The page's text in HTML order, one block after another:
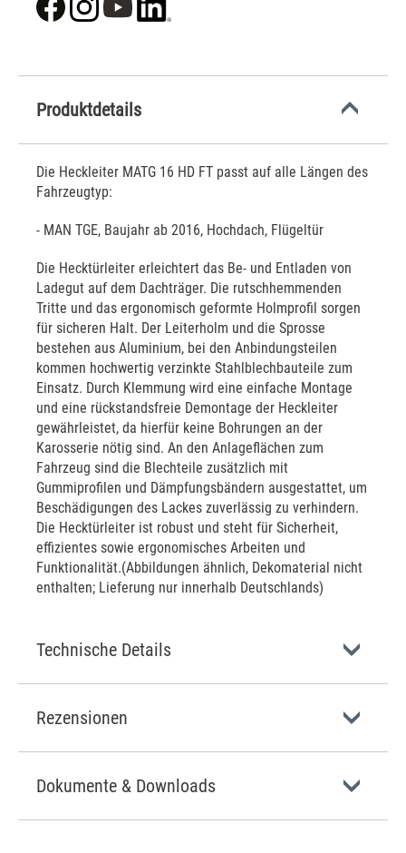
Produktdetails
Die Heckleiter MATG 16 HD FT passt auf alle Längen des
Fahrzeugtyp:
- MAN TGE, Baujahr ab 2016, Hochdach, Flügeltür
Die Hecktürleiter erleichtert das Be- und Entladen von
Ladegut auf dem Dachträger. Die rutschhemmenden
Tritte und das ergonomisch geformte Holmprofil sorgen
für sicheren Halt. Der Leiterholm und die Sprosse
bestehen aus Aluminium, bei den Anbindungsteilen
kommen hochwertig verzinkte Stahlblechbauteile zum
Einsatz. Durch Klemmung wird eine einfache Montage
und eine rückstandsfreie Demontage der Heckleiter
gewährleistet, da hierfür keine Bohrungen an der
Karosserie nötig sind. An den Anlageflächen zum
Fahrzeug sind die Blechteile zusätzlich mit
Gummiprofilen und Dämpfungsbändern ausgestattet, um
Beschädigungen des Lackes zuverlässig zu verhindern.
Die Hecktürleiter ist robust und steht für Sicherheit,
effizientes sowie ergonomisches Arbeiten und
Funktionalität.(Abbildungen ähnlich, Dekomaterial nicht
enthalten; Lieferung nur innerhalb Deutschlands)
Technische Details
Rezensionen
Dokumente & Downloads